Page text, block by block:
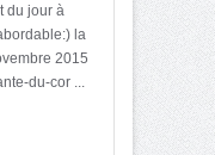
du jour à
la
2015
du-cor ...